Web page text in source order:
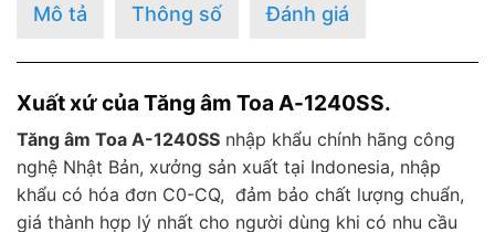
Mô tả Thông số Đánh giá
Xuất xứ của Tăng âm Toa A-1240SS.
Tăng âm Toa A-1240SS nhập khẩu chính hãng công
nghệ Nhật Bản, xưởng sản xuất tại Indonesia, nhập
khẩu có hóa đơn C0-CQ, đảm bảo chất lượng chuẩn,
giá thành hợp lý nhất cho người dùng khi có nhu cầu